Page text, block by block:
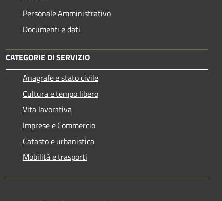
Personale Amministrativo
Documenti e dati
CATEGORIE DI SERVIZIO
Anagrafe e stato civile
Cultura e tempo libero
Vita lavorativa
Imprese e Commercio
Catasto e urbanistica
Mobilità e trasporti